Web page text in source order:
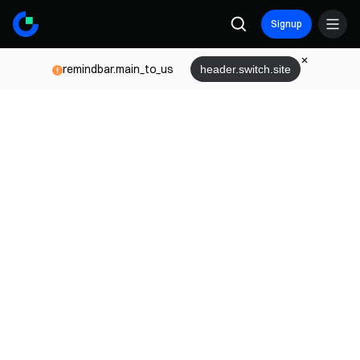
Signup
remindbar.main_to_us header.switch.site